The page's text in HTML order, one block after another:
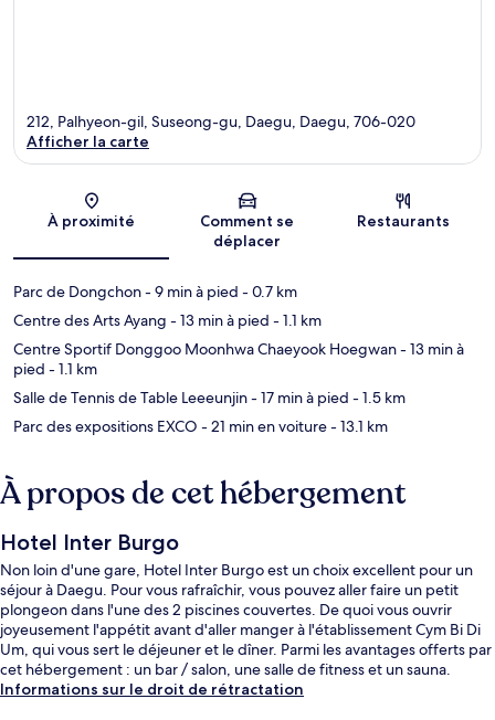
Carte
212, Palhyeon-gil, Suseong-gu, Daegu, Daegu, 706-020
Afficher la carte
À proximité
Comment se
déplacer
Restaurants
Parc de Dongchon- 9 min à pied - 0.7 km
Centre des Arts Ayang - 13 min à pied - 1.1 km
Centre Sportif Donggoo Moonhwa Chaeyook Hoegwan- 13 min à
pied - 1.1 km
Salle de Tennis de Table Leeeunjin- 17 min à pied - 1.5 km
Parc des expositions EXCO - 21 min en voiture- 13.1 km
À propos de cet hébergement
Hotel Inter Burgo
Non loin d'une gare, Hotel Inter Burgo est un choix excellent pour un
séjour à Daegu. Pour vous rafraîchir, vous pouvez aller faire un petit
plongeon dans l'une des 2 piscines couvertes. De quoi vous ouvrir
joyeusement l'appétit avant d'aller manger à l'établissement Cym Bi Di
Um, qui vous sert le déjeuner et le dîner. Parmi les avantages offerts par
cet hébergement : un bar / salon, une salle de fitness et un sauna.
Informations sur le droit de rétractation